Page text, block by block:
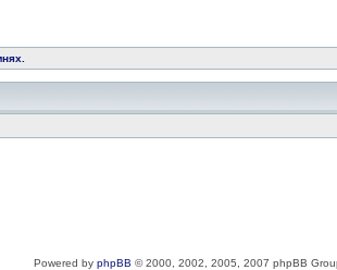
Powered by phpBB © 2000, 2002, 2005, 2007 phpBB